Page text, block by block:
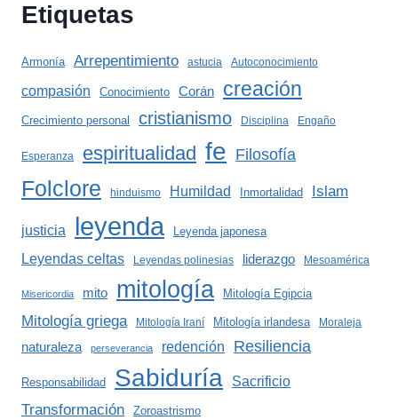
Etiquetas
Armonía Arrepentimiento astucia Autoconocimiento
compasión Conocimiento Corán creación
Crecimiento personal cristianismo Disciplina Engaño
Esperanza espiritualidad fe Filosofía
Folclore hinduismo Humildad Inmortalidad Islam
justicia leyenda Leyenda japonesa
Leyendas celtas Leyendas polinesias liderazgo Mesoamérica
Misericordia mito mitología Mitología Egipcia
Mitología griega Mitología Iraní Mitología irlandesa Moraleja
naturaleza perseverancia redención Resiliencia
Responsabilidad Sabiduría Sacrificio
Transformación Zoroastrismo